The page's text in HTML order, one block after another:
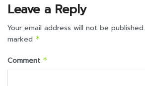
Leave a Reply
Your email address will not be published.
marked *
Comment *